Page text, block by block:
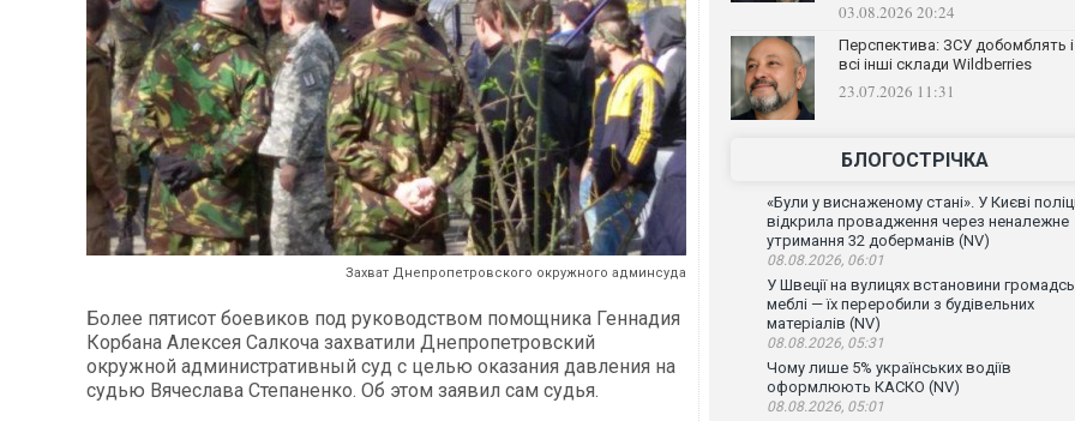
Захват Днепропетровского окружного админсуда
Более пятисот боевиков под руководством помощника Геннадия
Корбана Алексея Салкоча захватили Днепропетровский
окружной административный суд с целью оказания давления на
судью Вячеслава Степаненко. Об этом заявил сам судья.
03.08.2026 20:24
Перспектива: ЗСУ добомблять і
всі інші склади Wildberries
23.07.2026 11:31
БЛОГОСТРІЧКА
«Були у виснаженому стані». У Києві
відкрила провадження через неналежне
утримання 32 доберманів (NV)
08.08.2026, 06:01
У Швеції на вулицях встановини
меблі — їх переробили з будівельних
матеріалів (NV)
08.08.2026, 05:31
Чому лише 5% українських водіїв
оформлюють КАСКО (NV)
08.08.2026, 05:01